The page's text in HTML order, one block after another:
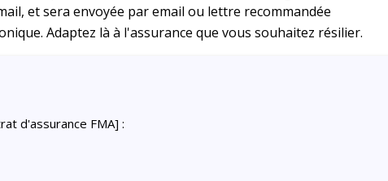
et sera envoyée par email ou lettre recommandée
Adaptez là à l'assurance que vous souhaitez résilier.
d'assurance FMA] :